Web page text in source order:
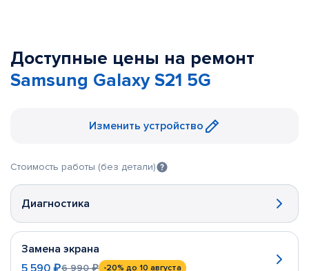
Доступные цены на ремонт
Samsung Galaxy S21 5G
Изменить устройство
Стоимость работы (без детали)
Диагностика
Замена экрана
5 590 ₽6 990 ₽ -20% до 10 августа